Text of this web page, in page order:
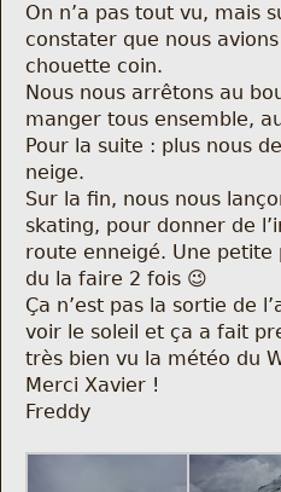
On n’a pas tout vu, mais
constater que nous
chouette coin.
Nous nous arrêtons au
manger tous ensemble,
Pour la suite : plus nous
neige.
Sur la fin, nous nous
skating, pour donner de
route enneigé. Une
du la faire 2 fois 😉
Ça n’est pas la sortie de
voir le soleil et ça a fait
très bien vu la météo du
Merci Xavier !
Freddy